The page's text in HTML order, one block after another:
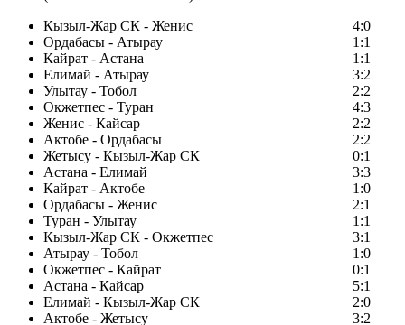
Кызыл-Жар СК - Женис
4:0
Ордабасы - Атырау
1:1
Кайрат - Астана
1:1
Елимай - Атырау
3:2
Улытау - Тобол
2:2
Окжетпес - Туран
4:3
Женис - Кайсар
2:2
Актобе - Ордабасы
2:2
Жетысу - Кызыл-Жар СК
0:1
Астана - Елимай
3:3
Кайрат - Актобе
1:0
Ордабасы - Женис
2:1
Туран - Улытау
1:1
Кызыл-Жар СК - Окжетпес
3:1
Атырау - Тобол
1:0
Окжетпес - Кайрат
0:1
Астана - Кайсар
5:1
Елимай - Кызыл-Жар СК
2:0
Актобе - Жетысу
3:2